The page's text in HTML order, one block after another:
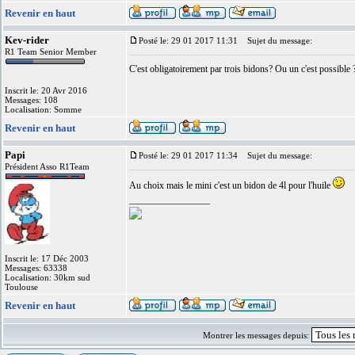
Revenir en haut
Kev-rider
R1 Team Senior Member
Inscrit le: 20 Avr 2016
Messages: 108
Localisation: Somme
Posté le: 29 01 2017 11:31 Sujet du message:
C'est obligatoirement par trois bidons? Ou un c'est possible
Revenir en haut
Papi
Président Asso R1Team
Inscrit le: 17 Déc 2003
Messages: 63338
Localisation: 30km sud
Toulouse
Posté le: 29 01 2017 11:34 Sujet du message:
Au choix mais le mini c'est un bidon de 4l pour l'huile
Revenir en haut
Montrer les messages depuis: